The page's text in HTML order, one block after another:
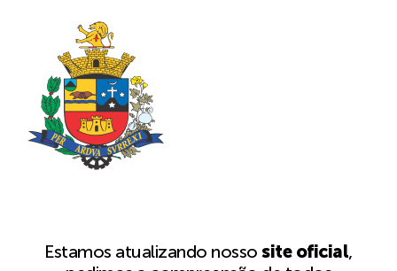
Estamos atualizando nossosite oficial,